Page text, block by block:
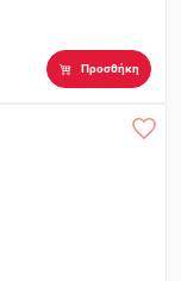
Προσθήκη